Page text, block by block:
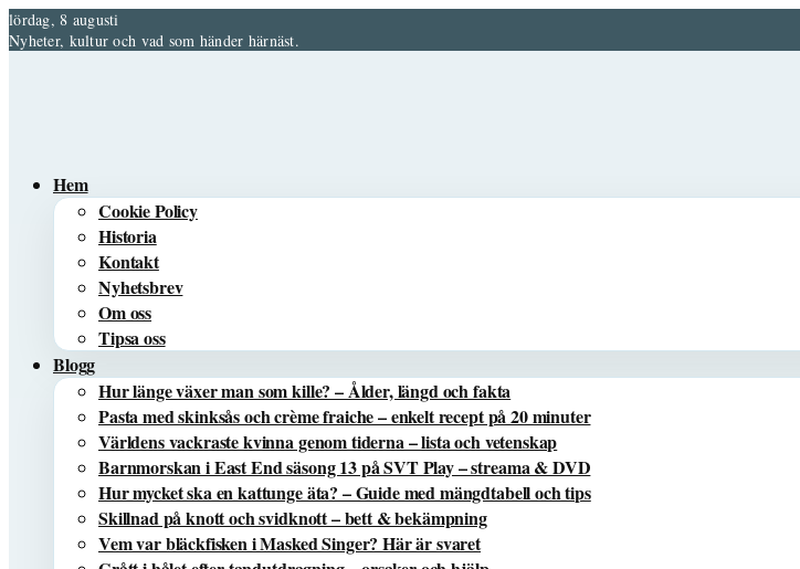
lördag, 8 augusti
Nyheter, kultur och vad som händer härnäst.
Hem
Cookie Policy
Historia
Kontakt
Nyhetsbrev
Om oss
Tipsa oss
Blogg
Hur länge växer man som kille? – Ålder, längd och fakta
Pasta med skinksås och crème fraiche – enkelt recept på 20 minuter
Världens vackraste kvinna genom tiderna – lista och vetenskap
Barnmorskan i East End säsong 13 på SVT Play – streama & DVD
Hur mycket ska en kattunge äta? – Guide med mängdtabell och tips
Skillnad på knott och svidknott – bett & bekämpning
Vem var bläckfisken i Masked Singer? Här är svaret